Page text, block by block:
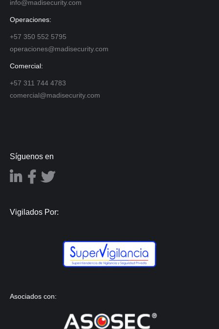
info@madisecurity.com
Operaciones:
+57 350 552 5795
operaciones@madisecurity.com
Comercial:
+57 311 744 4783
comercial@madisecurity.com
Síguenos en
Vigilados Por:
Asociados con: